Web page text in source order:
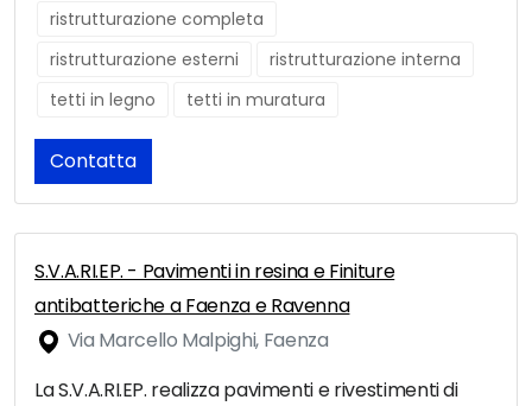
ristrutturazione completa
ristrutturazione esterni
ristrutturazione interna
tetti in legno
tetti in muratura
Contatta
S.V.A.RI.EP. - Pavimenti in resina e Finiture
antibatteriche a Faenza e Ravenna
Via Marcello Malpighi, Faenza
La S.V.A.RI.EP. realizza pavimenti e rivestimenti di